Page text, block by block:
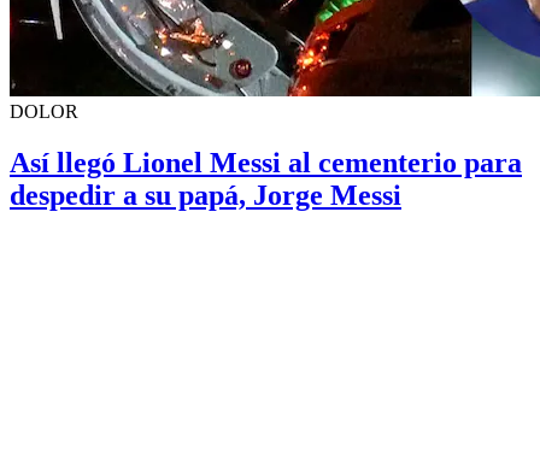
DOLOR
Así llegó Lionel Messi al cementerio para
despedir a su papá, Jorge Messi